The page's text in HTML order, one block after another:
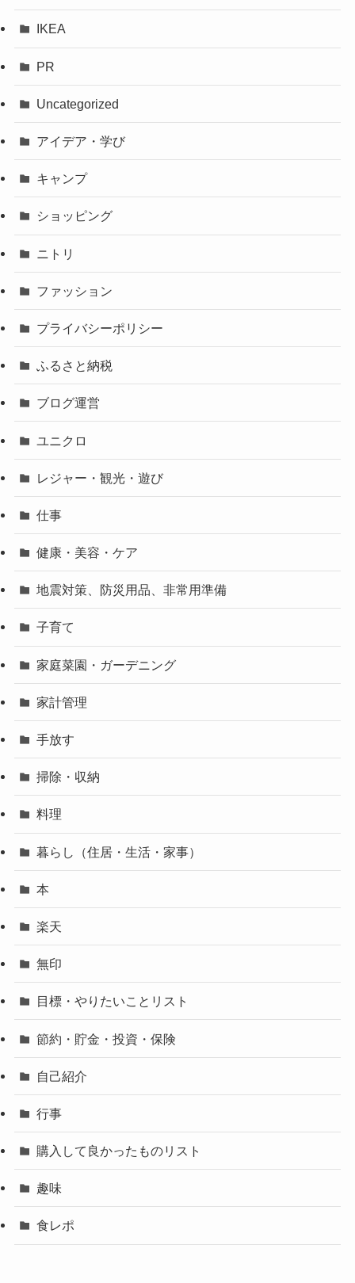
IKEA
PR
Uncategorized
アイデア・学び
キャンプ
ショッピング
ニトリ
ファッション
プライバシーポリシー
ふるさと納税
ブログ運営
ユニクロ
レジャー・観光・遊び
仕事
健康・美容・ケア
地震対策、防災用品、非常用準備
子育て
家庭菜園・ガーデニング
家計管理
手放す
掃除・収納
料理
暮らし（住居・生活・家事）
本
楽天
無印
目標・やりたいことリスト
節約・貯金・投資・保険
自己紹介
行事
購入して良かったものリスト
趣味
食レポ